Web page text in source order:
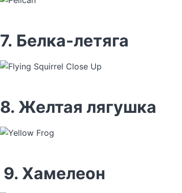
7. Белка-летяга
8. Желтая лягушка
9. Хамелеон